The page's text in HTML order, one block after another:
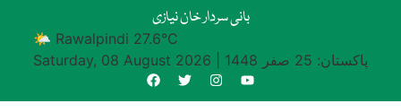
بانی سردار خان نیازی
🌤 Rawalpindi 27.6°C
Saturday, 08 August 2026
پاکستان: 25 صفر 1448